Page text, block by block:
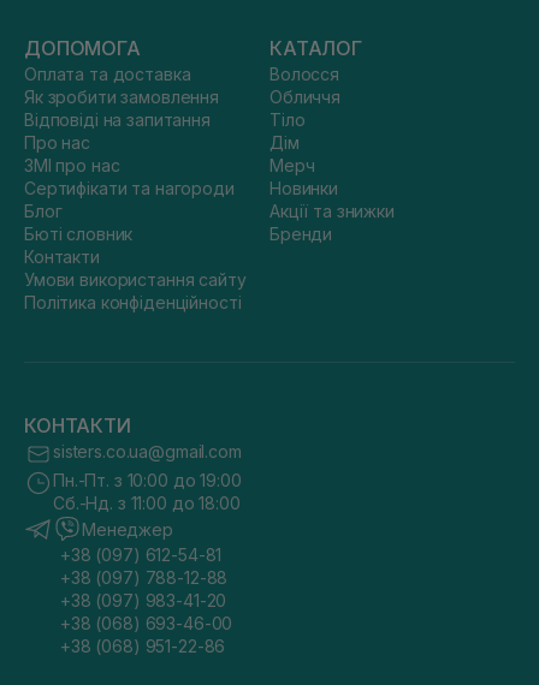
ДОПОМОГА
Оплата та доставка
Як зробити замовлення
Відповіді на запитання
Про нас
ЗМІ про нас
Сертифікати та нагороди
Блог
Бюті словник
Контакти
Умови використання сайту
Політика конфіденційності
КАТАЛОГ
Волосся
Обличчя
Тіло
Дім
Мерч
Новинки
Акції та знижки
Бренди
КОНТАКТИ
sisters.co.ua@gmail.com
Пн.-Пт. з 10:00 до 19:00
Сб.-Нд. з 11:00 до 18:00
Менеджер
+38 (097) 612-54-81
+38 (097) 788-12-88
+38 (097) 983-41-20
+38 (068) 693-46-00
+38 (068) 951-22-86